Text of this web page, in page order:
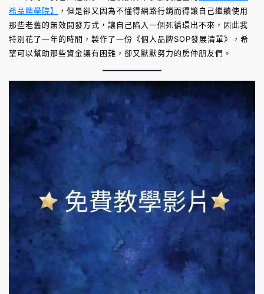
務品牌學院】
，但是卻又因為不懂得網路行銷而得讓自己繼續使用
那些老舊的無效開發方式，讓自己陷入一個死循環出不來，因此我
特別花了一年的時間，製作了一份《個人品牌SOP發展清單》，希
望可以幫助那些資金讓有困難，卻又默默努力的房仲朋友們。